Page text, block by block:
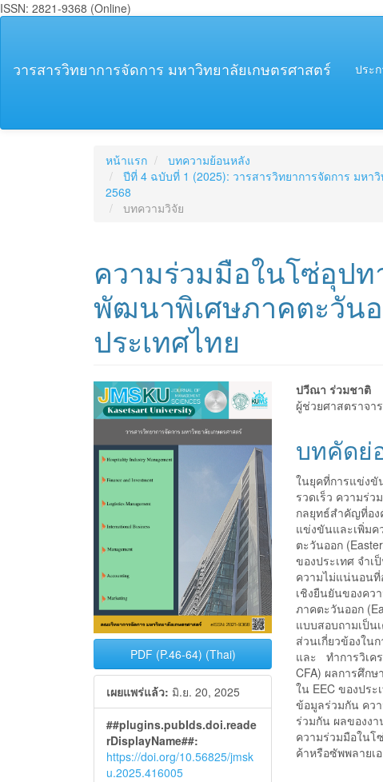
ISSN: 2821-9368 (Online)
วารสารวิทยาการจัดการ มหาวิทยาลัยเกษตรศาสตร์ ประ
หน้าแรก
บทความย้อนหลัง
ปีที่ 4 ฉบับที่ 1 (2025): วารสารวิทยาการจัดการ มหา
2568
บทความวิจัย
ความร่วมมือในโซ่อุป
พัฒนาพิเศษภาคตะวัน
ประเทศไทย
PDF (P.46-64) (Thai)
เผยแพร่แล้ว: มิ.ย. 20, 2025
##plugins.pubIds.doi.reade
rDisplayName##:
https://doi.org/10.56825/jmsk
u.2025.416005
ปวีณา ร่วมชาติ
ผู้ช่วยศาสตราจา
บทคัดย่
ในยุคที่การแข่งขั
รวดเร็ว ความร่ว
กลยุทธ์สำคัญที่อง
แข่งขันและเพิ่ม
ตะวันออก
ของประเทศ จำ
ความไม่แน่นอนที่
เชิงยืนยันของคว
ภาคตะวันออก
แบบสอบถามเป็น
ส่วนเกี่ยวข้องใน
และ ทำการวิเคร
CFA) ผลการศึก
ใน EEC ของปร
ข้อมูลร่วมกัน คว
ร่วมกัน ผลของงา
ความร่วมมือในโ
ค้าหรือซัพพลายเ